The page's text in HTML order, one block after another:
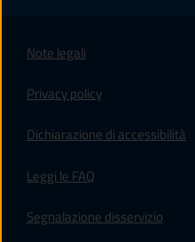
Note legali
Privacy policy
Dichiarazione di accessibilità
Leggi le FAQ
Segnalazione disservizio